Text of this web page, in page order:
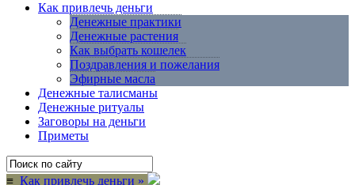
Как привлечь деньги
Денежные практики
Денежные растения
Как выбрать кошелек
Поздравления и пожелания
Эфирные масла
Денежные талисманы
Денежные ритуалы
Заговоры на деньги
Приметы
≡ Как привлечь деньги »